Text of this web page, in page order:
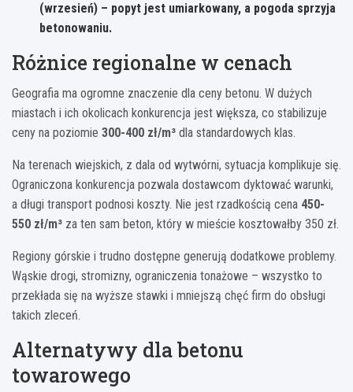
(wrzesień) – popyt jest umiarkowany, a pogoda sprzyja
betonowaniu.
Różnice regionalne w cenach
Geografia ma ogromne znaczenie dla ceny betonu. W dużych
miastach i ich okolicach konkurencja jest większa, co stabilizuje
ceny na poziomie 300-400 zł/m³ dla standardowych klas.
Na terenach wiejskich, z dala od wytwórni, sytuacja komplikuje się.
Ograniczona konkurencja pozwala dostawcom dyktować warunki,
a długi transport podnosi koszty. Nie jest rzadkością cena 450-
550 zł/m³ za ten sam beton, który w mieście kosztowałby 350 zł.
Regiony górskie i trudno dostępne generują dodatkowe problemy.
Wąskie drogi, stromizny, ograniczenia tonażowe – wszystko to
przekłada się na wyższe stawki i mniejszą chęć firm do obsługi
takich zleceń.
Alternatywy dla betonu
towarowego